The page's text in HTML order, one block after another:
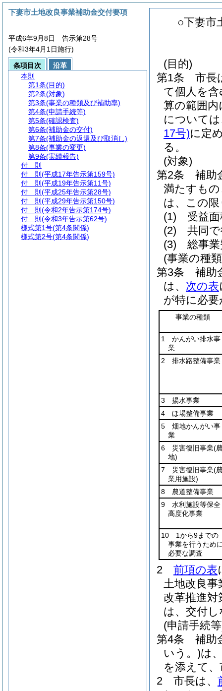
○下妻市
(目的)
第1条
市長
て個人を含
算の範囲
について
17号)に定
る。
(対象)
第2条
補助
満たすも
は、この
(1)
受益
(2)
共同
(3)
総事
(事業の種
第3条
補助
は、 次の表
が特に必
事業の種類
1 かんがい排水事
業
2 排水路整備事業
3 揚水事業
4 ほ場整備事業
5 畑地かんがい事
業
6 災害復旧事業(
地)
7 災害復旧事業(
業用施設)
8 農道整備事業
9 水利施設等保全
高度化事業
10 1から9までの
事業を行うため
必要な調査
2 前項の表
土地改良
改革推進
は、交付
(申請手続
第4条
補助
いう。)は
を添えて
2
市長は、
下妻市土地改良事業補助金交付要項
平成6年9月8日 告示第28号
(令和3年4月1日施行)
条項目次
沿革
本則
第1条(目的)
第2条(対象)
第3条(事業の種類及び補助率)
第4条(申請手続等)
第5条(確認検査)
第6条(補助金の交付)
第7条(補助金の返還及び取消し)
第8条(事業の変更)
第9条(実績報告)
付 則
付 則 (平成17年告示第159号)
付 則 (平成19年告示第11号)
付 則 (平成25年告示第28号)
付 則 (平成29年告示第150号)
付 則 (令和2年告示第174号)
付 則 (令和3年告示第62号)
様式第1号(第4条関係)
様式第2号(第4条関係)